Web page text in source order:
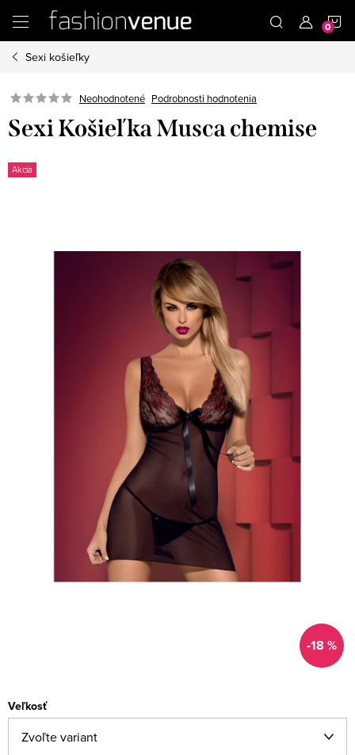
obsah
Sexi košieľky
Neohodnotené Podrobnosti hodnotenia
Sexi Košieľka Musca chemise
Akcia
-18 %
Veľkosť